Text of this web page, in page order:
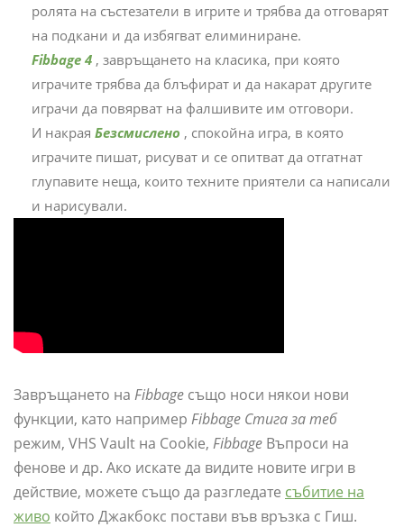
ролята на състезатели в игрите и трябва да отговарят
на подкани и да избягват елиминиране.
Fibbage 4 , завръщането на класика, при която
играчите трябва да блъфират и да накарат другите
играчи да повярват на фалшивите им отговори.
И накрая Безсмислено , спокойна игра, в която
играчите пишат, рисуват и се опитват да отгатнат
глупавите неща, които техните приятели са написали
и нарисували.
Завръщането на Fibbage също носи някои нови
функции, като например Fibbage Стига за теб
режим, VHS Vault на Cookie, Fibbage Въпроси на
фенове и др. Ако искате да видите новите игри в
действие, можете също да разгледате събитие на
живо който Джакбокс постави във връзка с Гиш.